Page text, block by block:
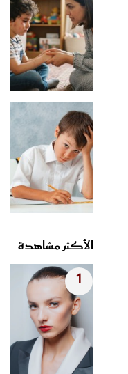
الأكثر مشاهدة
1